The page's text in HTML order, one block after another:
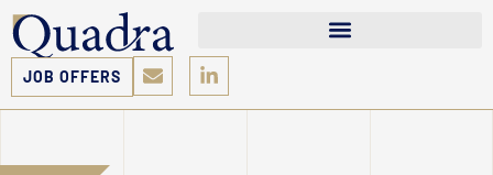
JOB OFFERS